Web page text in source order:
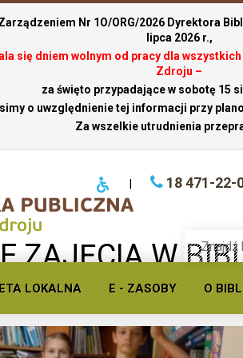
Nr 1O/ORG/2026 Dyrektora
lipca 2026 r.,
się dniem wolnym od pracy dla
Zdroju –
za święto przypadające w sobotę 15
o uwzględnienie tej informacji przy
Za wszelkie utrudnienia
18 471-22-
książkę
w
ofercie
biblioteki
publicznej
LOKALNA E - ZASOBY O
ZAJĘCIA W